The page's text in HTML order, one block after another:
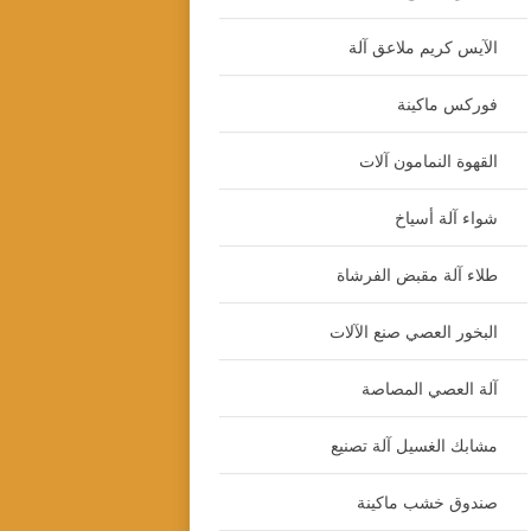
الآيس كريم ملاعق آلة
فوركس ماكينة
القهوة النمامون آلات
شواء آلة أسياخ
طلاء آلة مقبض الفرشاة
البخور العصي صنع الآلات
آلة العصي المصاصة
مشابك الغسيل آلة تصنيع
صندوق خشب ماكينة